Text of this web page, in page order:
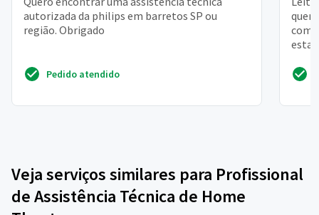
autorizada da philips em barretos SP ou
região. Obrigado
Pedido atendido
com
esta
Veja serviços similares para Profissional
de Assistência Técnica de Home